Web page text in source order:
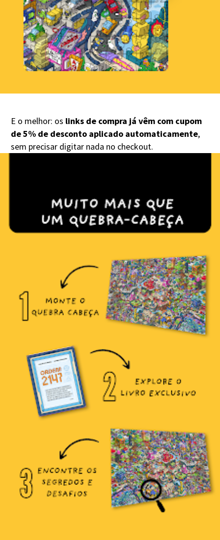
E o melhor: os links de compra já vêm com cupom
de 5% de desconto aplicado automaticamente,
sem precisar digitar nada no checkout.